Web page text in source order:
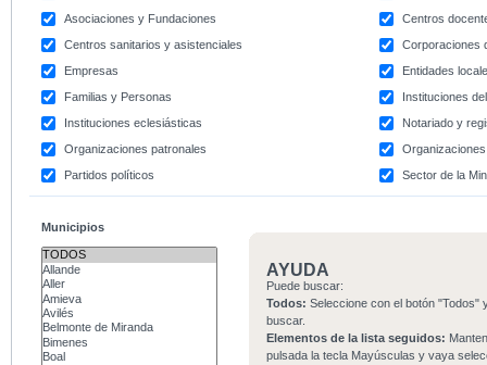
Asociaciones y Fundaciones
Centros
Centros sanitarios y asistenciales
Corporaciones
Empresas
Entidades
Familias y Personas
Instituciones
Instituciones eclesiásticas
Notariado y
Organizaciones patronales
Partidos políticos
Sector de la
Municipios
AYUDA
Puede buscar:
Todos: Seleccione con el botón "Todos"
buscar.
Elementos de la lista seguidos:
pulsada la tecla Mayúsculas y vaya